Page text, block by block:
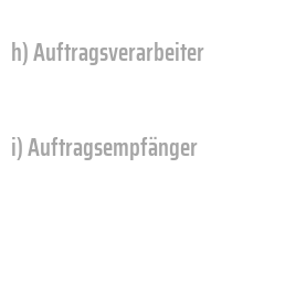
h) Auftragsverarbeiter
i) Auftragsempfänger